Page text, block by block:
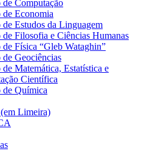
Computação
de Economia
de Estudos da Linguagem
de Filosofia e Ciências Humanas
Física “Gleb Wataghin”
Geociências
Matemática, Estatística e
Científica
de Química
Limeira)